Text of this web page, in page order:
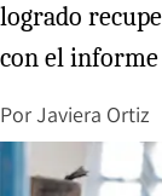
logrado
con el
PorJaviera Ortiz